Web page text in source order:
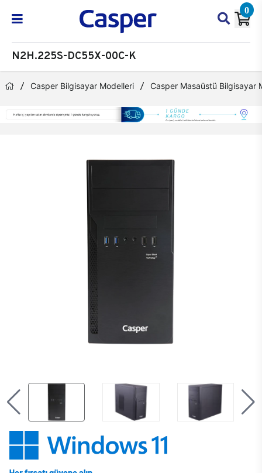
0
N2H.225S-DC55X-00C-K
Casper Bilgisayar Modelleri Casper Masaüstü Bilgisayar